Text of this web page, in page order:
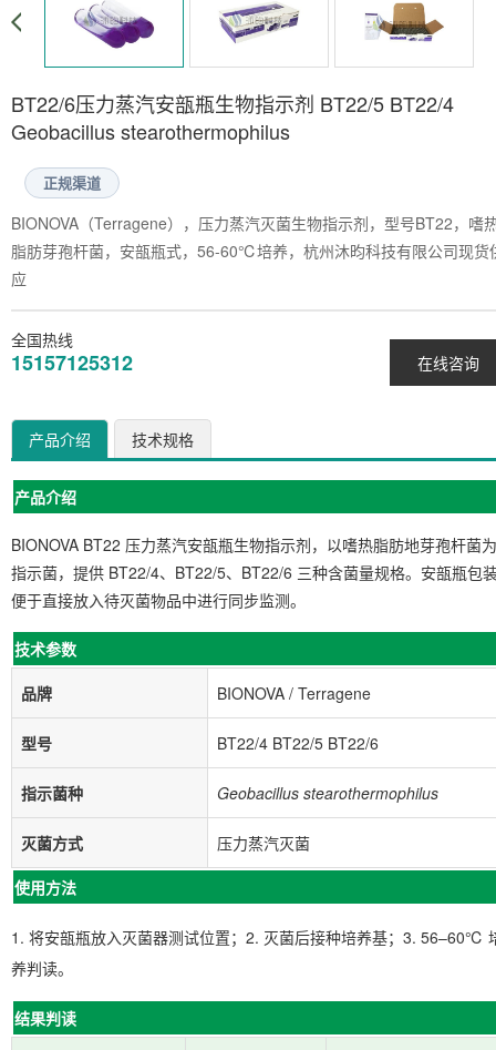
BT22/6压力蒸汽安瓿瓶生物指示剂 BT22/5 BT22/4
Geobacillus stearothermophilus
正规渠道
BIONOVA（Terragene），压力蒸汽灭菌生物指示剂，型号BT22，嗜
脂肪芽孢杆菌，安瓿瓶式，56-60℃培养，杭州沐昀科技有限公司现货
应
在线咨询
全国热线
15157125312
产品介绍 技术规格
产品介绍
BIONOVA BT22 压力蒸汽安瓿瓶生物指示剂，以嗜热脂肪地芽孢杆菌为
指示菌，提供 BT22/4、BT22/5、BT22/6 三种含菌量规格。安瓿瓶包
便于直接放入待灭菌物品中进行同步监测。
技术参数
品牌
BIONOVA / Terragene
型号 BT22/4 BT22/5 BT22/6
指示菌种 Geobacillus stearothermophilus
灭菌方式
压力蒸汽灭菌
使用方法
1. 将安瓿瓶放入灭菌器测试位置；2. 灭菌后接种培养基；3. 56–60℃
养判读。
结果判读